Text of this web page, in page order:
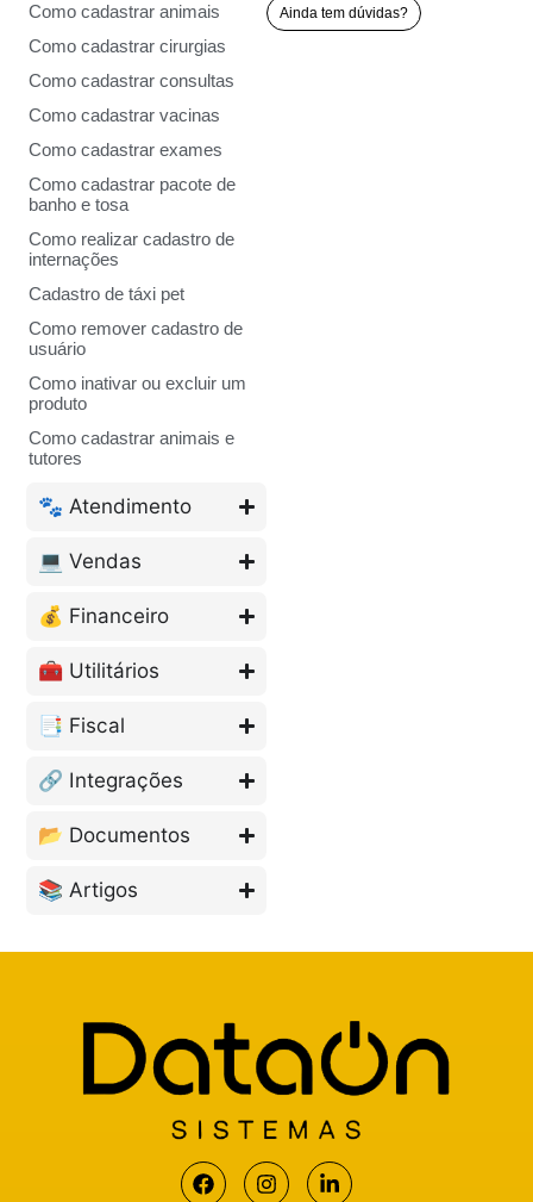
Como cadastrar animais
Como cadastrar cirurgias
Como cadastrar consultas
Como cadastrar vacinas
Como cadastrar exames
Como cadastrar pacote de
banho e tosa
Como realizar cadastro de
internações
Cadastro de táxi pet
Como remover cadastro de
usuário
Como inativar ou excluir um
produto
Como cadastrar animais e
tutores
🐾 Atendimento
💻 Vendas
💰 Financeiro
🧰 Utilitários
📑 Fiscal
🔗 Integrações
📂 Documentos
📚 Artigos
Ainda tem dúvidas?